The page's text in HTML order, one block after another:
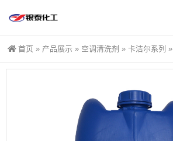
首页 » 产品展示 » 空调清洗剂 » 卡洁尔系列 »